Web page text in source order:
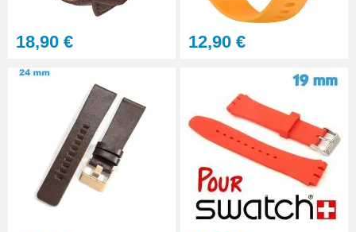
18,90 € 12,90 €